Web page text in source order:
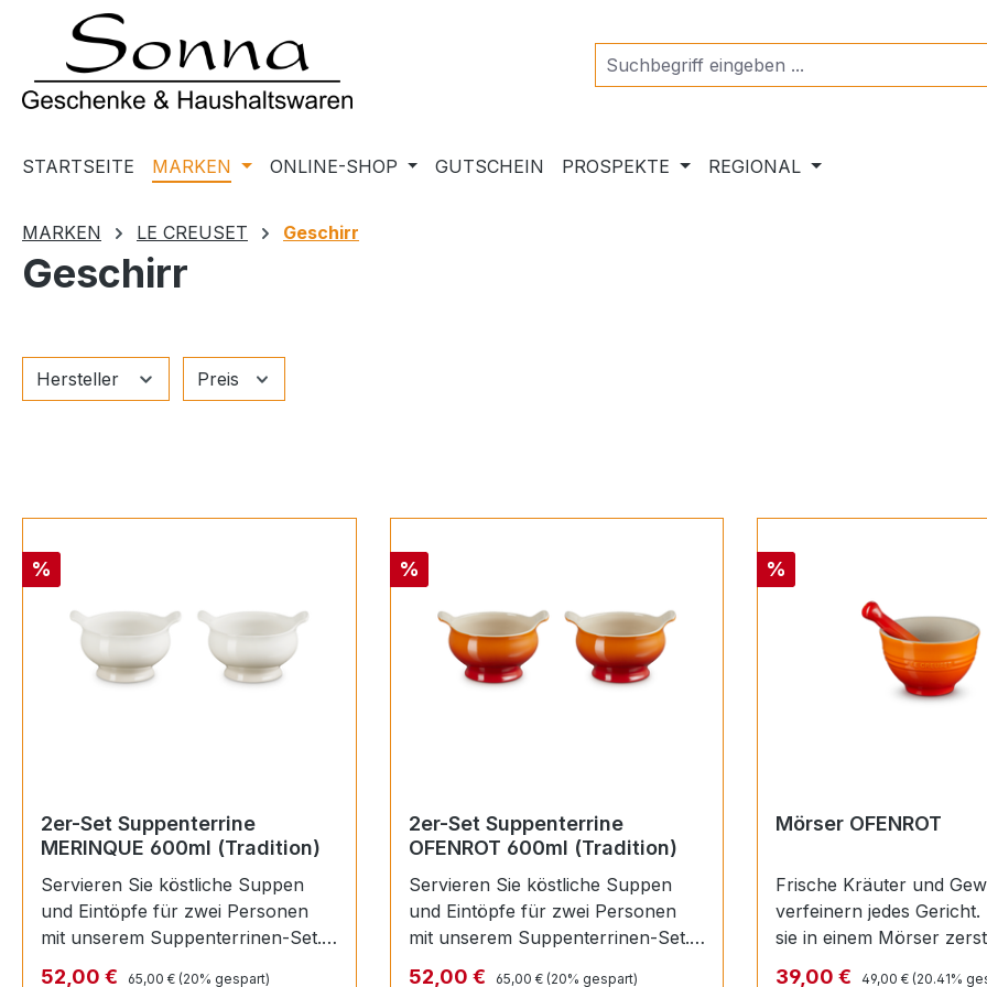
Hauptinhalt springen
Zur Suche springen
Zur Hauptnavigation springen
STARTSEITE MARKEN ONLINE-SHOP GUTSCHEIN PROSPEKTE REGIONAL
MARKEN LE CREUSET Geschirr
Geschirr
Hersteller Preis
Rabatt
%
2er-Set Suppenterrine
MERINQUE 600ml (Tradition)
Servieren Sie köstliche Suppen
und Eintöpfe für zwei Personen
mit unserem Suppenterrinen-Set.
Verkaufspreis:
52,00 € Regulärer Preis:
65,00 € (20% gespart)
Rabatt
%
2er-Set Suppenterrine
OFENROT 600ml (Tradition)
Servieren Sie köstliche Suppen
und Eintöpfe für zwei Personen
mit unserem Suppenterrinen-Set.
Verkaufspreis:
52,00 € Regulärer Preis:
65,00 € (20% gespart)
Rabatt
%
Mörser OFENROT
Frische Kräuter und
verfeinern jedes Gericht.
sie in einem Mörser zerstoßen,
Verkaufspreis:
39,00 € Regulärer Preis:
49,00 € (20.41%